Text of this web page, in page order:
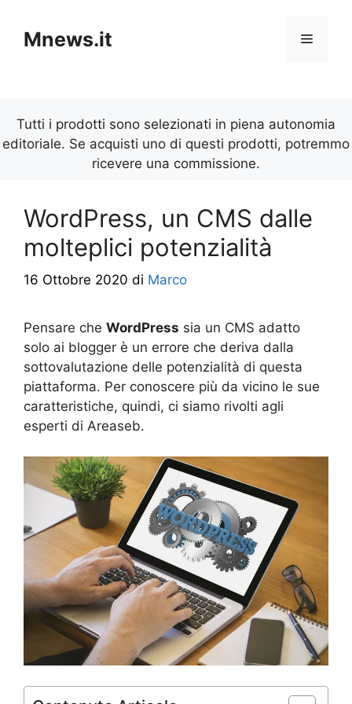
contenuto
Mnews.it Menu
Tutti i prodotti sono selezionati in piena autonomia
editoriale. Se acquisti uno di questi prodotti, potremmo
ricevere una commissione.
WordPress, un CMS dalle
molteplici potenzialità
16 Ottobre 2020 di Marco
Pensare che WordPress sia un CMS adatto
solo ai blogger è un errore che deriva dalla
sottovalutazione delle potenzialità di questa
piattaforma. Per conoscere più da vicino le sue
caratteristiche, quindi, ci siamo rivolti agli
esperti di Areaseb.